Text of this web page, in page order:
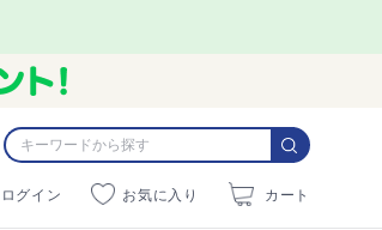
ログイン お気に入り カート